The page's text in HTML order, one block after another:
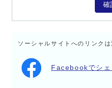
確
ソーシャルサイトへのリンク
Facebookでシェ